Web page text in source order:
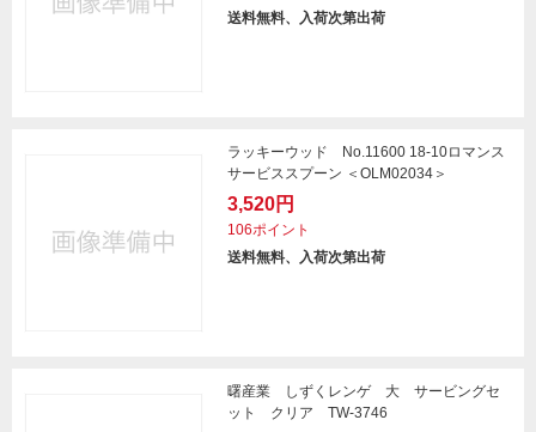
送料無料、入荷次第出荷
ラッキーウッド No.11600 18-10ロマンス
サービススプーン ＜OLM02034＞
3,520円
106ポイント
送料無料、入荷次第出荷
曙産業 しずくレンゲ 大 サービングセ
ット クリア TW-3746